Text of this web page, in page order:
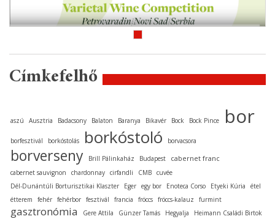
Címkefelhő
aszú Ausztria Badacsony Balaton Baranya Bikavér Bock Bock Pince bor
borfesztivál borkóstolás borkóstoló borvacsora
borverseny Brill Pálinkaház Budapest cabernet franc
cabernet sauvignon chardonnay cirfandli CMB cuvée
Dél-Dunántúli Borturisztikai Klaszter
Eger egy bor Enoteca Corso Etyeki Kúria
étel
étterem
fehér fehérbor fesztivál francia fröccs fröccs-kalauz furmint
gasztronómia Gere Attila Günzer Tamás Hegyalja
Heimann Családi Birtok